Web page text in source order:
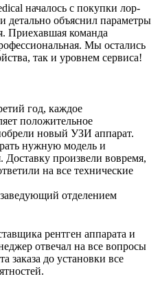
началось с покупки лор-
объяснил параметры
Приехавшая команда
Мы остались
так и уровнем сервиса!
год, каждое
положительное
новый УЗИ аппарат.
нужную модель и
произвели вовремя,
на все технические
отделением
рентген аппарата и
отвечал на все вопросы
заказа до установки все